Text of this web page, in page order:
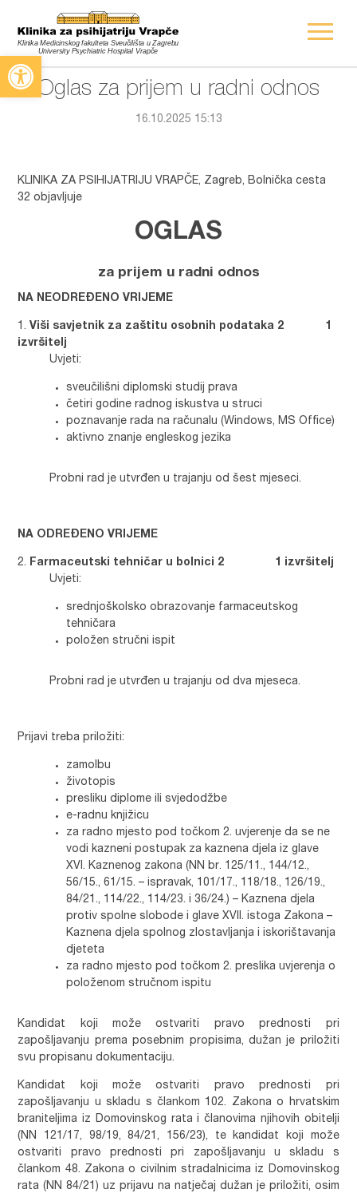
Open toolbar
Oglas za prijem u radni odnos
16.10.2025 15:13
KLINIKA ZA PSIHIJATRIJU VRAPČE, Zagreb, Bolnička cesta
32 objavljuje
OGLAS
za prijem u radni odnos
NA NEODREĐENO VRIJEME
Viši savjetnik za zaštitu osobnih podataka 2 1
izvršitelj
Uvjeti:
sveučilišni diplomski studij prava
četiri godine radnog iskustva u struci
poznavanje rada na računalu (Windows, MS Office)
aktivno znanje engleskog jezika
Probni rad je utvrđen u trajanju od šest mjeseci.
NA ODREĐENO VRIJEME
Farmaceutski tehničar u bolnici 2 1 izvršitelj
Uvjeti:
srednjoškolsko obrazovanje farmaceutskog
tehničara
položen stručni ispit
Probni rad je utvrđen u trajanju od dva mjeseca.
Prijavi treba priložiti:
zamolbu
životopis
presliku diplome ili svjedodžbe
e-radnu knjižicu
za radno mjesto pod točkom 2. uvjerenje da se ne
vodi kazneni postupak za kaznena djela iz glave
XVI. Kaznenog zakona (NN br. 125/11., 144/12.,
56/15., 61/15. – ispravak, 101/17., 118/18., 126/19.,
84/21., 114/22., 114/23. i 36/24.) – Kaznena djela
protiv spolne slobode i glave XVII. istoga Zakona –
Kaznena djela spolnog zlostavljanja i iskorištavanja
djeteta
za radno mjesto pod točkom 2. preslika uvjerenja o
položenom stručnom ispitu
Kandidat koji može ostvariti pravo prednosti pri
zapošljavanju prema posebnim propisima, dužan je priložiti
svu propisanu dokumentaciju.
Kandidat koji može ostvariti pravo prednosti pri
zapošljavanju u skladu s člankom 102. Zakona o hrvatskim
braniteljima iz Domovinskog rata i članovima njihovih obitelji
(NN 121/17, 98/19, 84/21, 156/23), te kandidat koji može
ostvariti pravo prednosti pri zapošljavanju u skladu s
člankom 48. Zakona o civilnim stradalnicima iz Domovinskog
rata (NN 84/21) uz prijavu na natječaj dužan je priložiti, osim